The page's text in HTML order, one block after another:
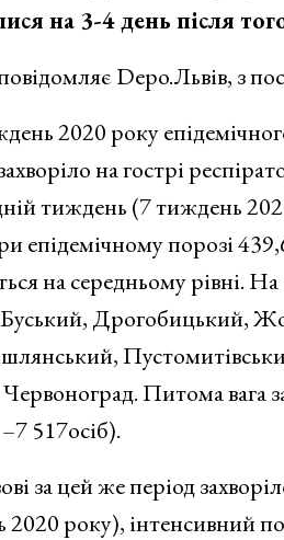
на 3-4 день після
Depo.Львів, з
2020 року
на гострі
тиждень (7 тиждень
епідемічному порозі
на середньому рівні.
Дрогобицький,
Питома вага
517осіб).
за цей же період
року), інтенсивний